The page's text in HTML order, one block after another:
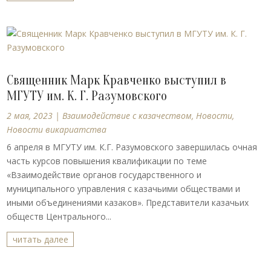
Священник Марк Кравченко выступил в
МГУТУ им. К. Г. Разумовского
2 мая, 2023 |Взаимодействие с казачеством,Новости,
Новости викариатства
6 апреля в МГУТУ им. К.Г. Разумовского завершилась очная
часть курсов повышения квалификации по теме
«Взаимодействие органов государственного и
муниципального управления с казачьими обществами и
иными объединениями казаков». Представители казачьих
обществ Центрального...
читать далее